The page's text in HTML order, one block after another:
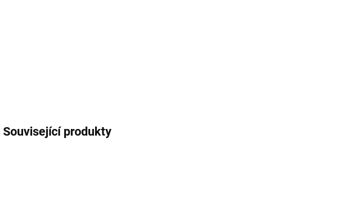
Související produkty